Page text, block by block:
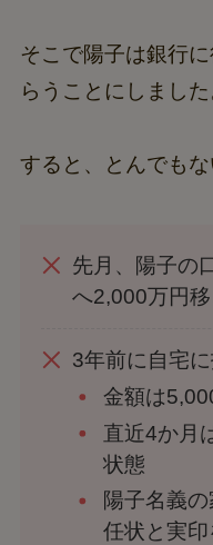
そこで陽子は銀行
らうことにしました
すると、とんでも
先月、陽子の
へ2,000万円
3年前に自宅
金額は
直近4か月
状態
陽子名義
任状と実